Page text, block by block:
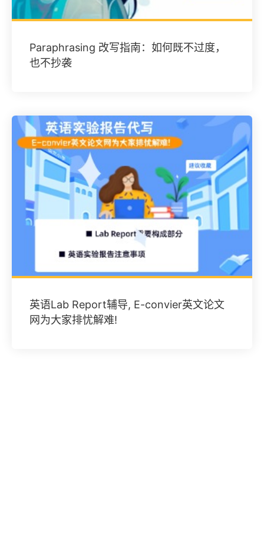
Paraphrasing 改写指南：如何既不过度，
也不抄袭
英语Lab Report辅导, E-convier英文论文
网为大家排忧解难!